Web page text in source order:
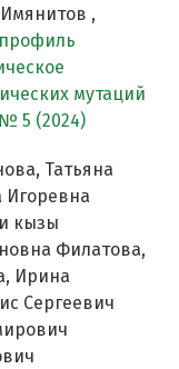
,
мутаций
5 (2024)
Татьяна
Игоревна
кызы
Филатова,
Ирина
Сергеевич